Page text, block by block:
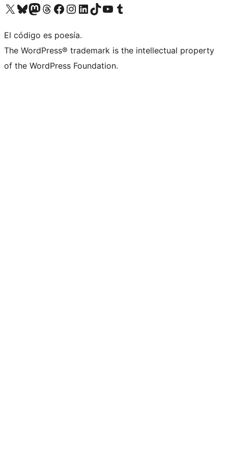
Visita nuestra cuenta de X (anteriormente Twitter)
Visita nuestra cuenta de Bluesky
Visita nuestra cuenta de Mastodon
Visita nuestra cuenta de Threads
Visita nuestra página de Facebook
Visita nuestra cuenta de Instagram
Visita nuestra cuenta de LinkedIn
Visita nuestra cuenta de TikTok
Visita nuestro canal de YouTube
Visita nuestra cuenta de Tumblr
El código es poesía.
The WordPress® trademark is the intellectual property
of the WordPress Foundation.